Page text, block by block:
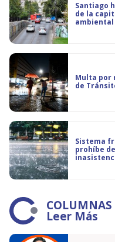
Santiago
de la
ambiental
Multa por
de
Sistema
prohíbe
COLUMNAS
Leer Más